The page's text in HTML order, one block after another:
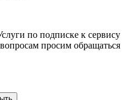
по подписке к сервису
просим обращаться